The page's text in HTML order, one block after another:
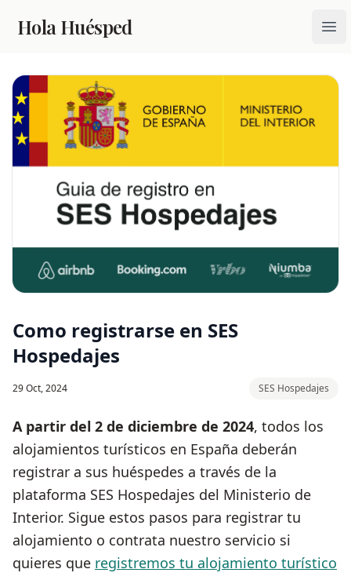
Hola Huésped
Como registrarse en SES
Hospedajes
29 Oct, 2024 SES Hospedajes
A partir del 2 de diciembre de 2024, todos los
alojamientos turísticos en España deberán
registrar a sus huéspedes a través de la
plataforma SES Hospedajes del Ministerio de
Interior. Sigue estos pasos para registrar tu
alojamiento o contrata nuestro servicio si
quieres que registremos tu alojamiento turístico